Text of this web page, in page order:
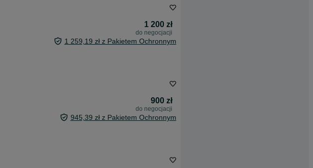
1 200 zł
do negocjacji
1 259,19 zł z Pakietem Ochronnym
900 zł
do negocjacji
945,39 zł z Pakietem Ochronnym